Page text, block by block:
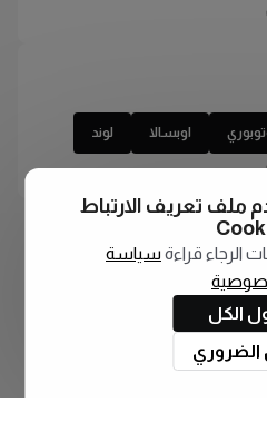
اوبسالا لوند
ملف تعريف الارتباط
الرجاء قراءة سياسة
الكل
الضروري